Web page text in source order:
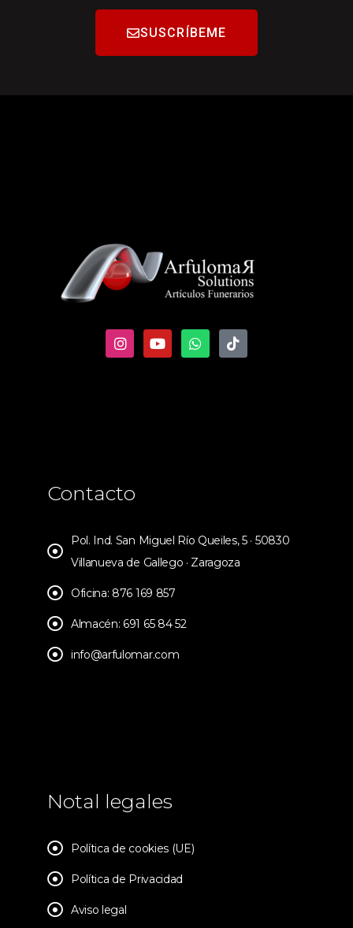
SUSCRÍBEME
Contacto
Pol. Ind. San Miguel Río Queiles, 5 · 50830
Villanueva de Gallego · Zaragoza
Oficina: 876 169 857
Almacén: 691 65 84 52
info@arfulomar.com
Notal legales
Política de cookies (UE)
Política de Privacidad
Aviso legal